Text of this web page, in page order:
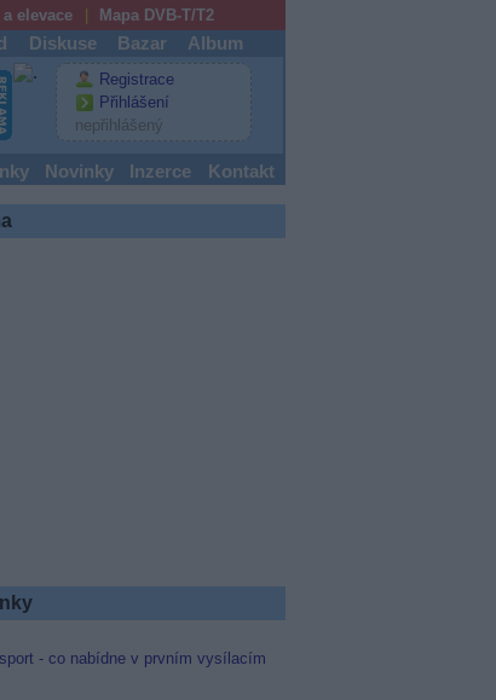
elevace Mapa DVB-T/T2
Diskuse Bazar Album
Registrace
Přihlášení
nepřihlášený
Novinky Inzerce Kontakt
- co nabídne v prvním vysílacím